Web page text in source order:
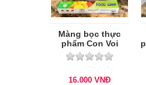
Màng bọc thực
phẩm Con Voi
RW030
16.000 VNĐ